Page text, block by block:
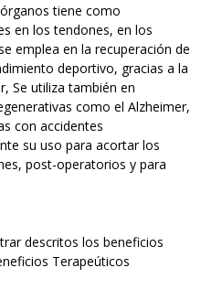
tiene como
en los tendones, en los
emplea en la recuperación de
deportivo, gracias a la
Se utiliza también en
como el Alzheimer,
con accidentes
su uso para acortar los
post-operatorios y para
descritos los beneficios
Terapeúticos